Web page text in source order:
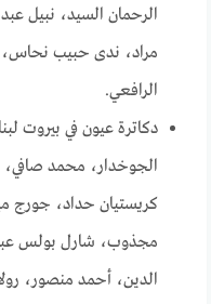
الرحمان السيد، نبيل
مراد، ندى حبيب
الرافعي.
دكاترة عيون في بيروت
الجوخدار، محمد صافي،
كريستيان حداد، جورج
مجذوب، شارل بولس
الدين، أحمد منصور،